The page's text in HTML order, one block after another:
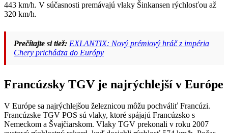
443 km/h. V súčasnosti premávajú vlaky Šinkansen rýchlosťou až
320 km/h.
Prečítajte si tiež: EXLANTIX: Nový prémiový hráč z impéria
Chery prichádza do Európy
Francúzsky TGV je najrýchlejší v Európe
V Európe sa najrýchlejšou železnicou môžu pochváliť Francúzi.
Francúzske TGV POS sú vlaky, ktoré spájajú Francúzsko s
Nemeckom a Švajčiarskom. Vlaky TGV prekonali v roku 2007